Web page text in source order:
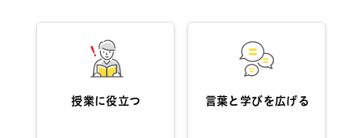
授業に役立つ 言葉と学びを広げる